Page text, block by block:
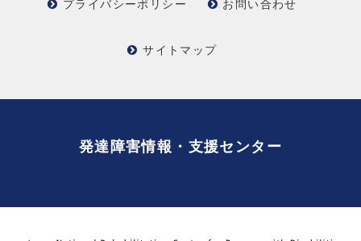
プライバシーポリシー お問い合わせ
サイトマップ
発達障害情報・支援センター